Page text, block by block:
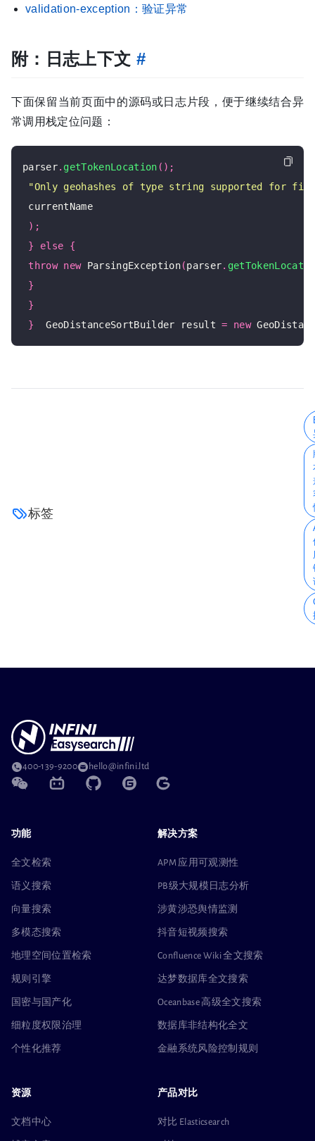
validation-exception：验证异常
附：日志上下文 #
下面保留当前页面中的源码或日志片段，便于继续结合异
常调用栈定位问题：
parser. getTokenLocation ();
"Only geohashes of type string supported for
currentName
);
}
else
{
throw new ParsingException(parser.
}
}
}
  GeoDistanceSortBuilder result
= new
标签
400-139-9200 hello@infini.ltd
功能
全文检索
语义搜索
向量搜索
多模态搜索
地理空间位置检索
规则引擎
国密与国产化
细粒度权限治理
个性化推荐
解决方案
APM 应用可观测性
PB级大规模日志分析
涉黄涉恐舆情监测
抖音短视频搜索
Confluence Wiki 全文搜索
达梦数据库全文搜索
Oceanbase 高级全文搜索
数据库非结构化全文
金融系统风险控制规则
资源
文档中心
产品对比
对比 Elasticsearch